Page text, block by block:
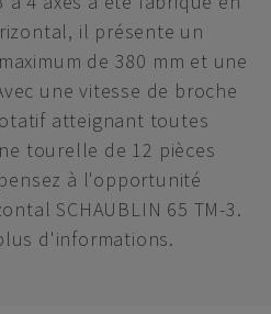
il présente un
de 380 mm et une
une vitesse de broche
atteignant toutes
tourelle de 12 pièces
à l'opportunité
SCHAUBLIN 65 TM-3.
d'informations.